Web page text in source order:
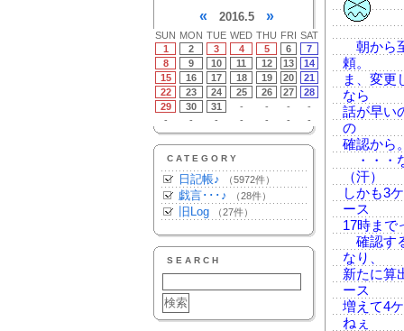
« 2016.5 »
SUN MON TUE WED THU FRI SAT
1
2 3 4 5 6
7
8
9 10 11 12 13
14
15
16 17 18 19 20
21
22
23 24 25 26 27
28
29
30 31 - - -
-
-
- - - - - -
CATEGORY
日記帳♪ （5972件）
戯言･･･♪ （28件）
旧Log （27件）
SEARCH
朝から
頼。
ま、変更
なら
話が早い
の
確認から
・・・
（汗）
しかも3
ース
17時ま
確認す
なり、
新たに算
ース
増えて4
ねぇ